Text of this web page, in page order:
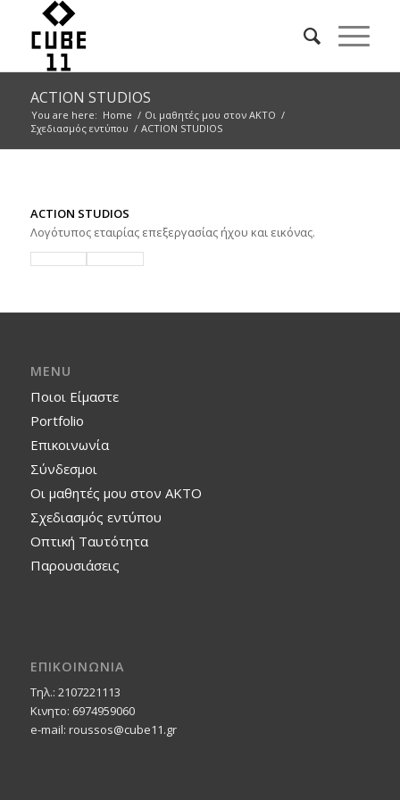
ACTION STUDIOS
You are here: Home / Οι μαθητές μου στον ΑΚΤΟ /
Σχεδιασμός εντύπου / ACTION STUDIOS
ACTION STUDIOS
Λογότυπος εταιρίας επεξεργασίας ήχου και εικόνας.
MENU
Ποιοι Είμαστε
Portfolio
Επικοινωνία
Σύνδεσμοι
Οι μαθητές μου στον ΑΚΤΟ
Σχεδιασμός εντύπου
Οπτική Ταυτότητα
Παρουσιάσεις
ΕΠΙΚΟΙΝΩΝΙΑ
Τηλ.: 2107221113
Κινητο: 6974959060
e-mail: roussos@cube11.gr